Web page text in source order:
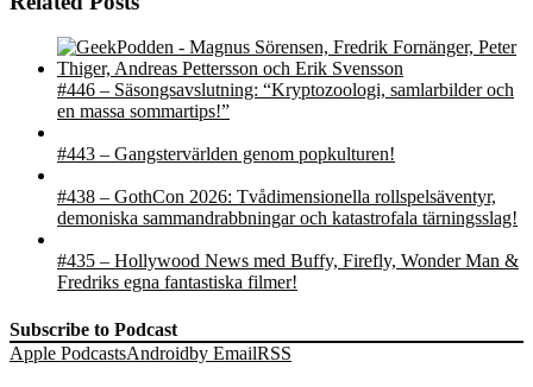
#446 – Säsongsavslutning: “Kryptozoologi, samlarbilder och
en massa sommartips!”
#443 – Gangstervärlden genom popkulturen!
#438 – GothCon 2026: Tvådimensionella rollspelsäventyr,
demoniska sammandrabbningar och katastrofala tärningsslag!
#435 – Hollywood News med Buffy, Firefly, Wonder Man &
Fredriks egna fantastiska filmer!
Subscribe to Podcast
Apple PodcastsAndroidby EmailRSS